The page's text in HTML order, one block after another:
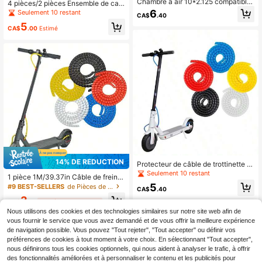
4 pièces/2 pièces Ensemble de cac
he latéral décoratif en ABS pour sco
oter M365 Pro/Pro2/1S, vis en acier
inoxydable, protections latérales an
arrière
Seulement 10 restant
CA$5.00 Estimé
14% DE RÉDUCTION
1 pièce 1M/39.37in Câble de frein d
e scooter caché, protection de câbl
ge linéaire, conception découpable,
faisceau de câbles universel, gestio
n des câbles, compatible avec M36
5 PRO 1S 9ème génération de scoot
er
#9 BEST-SELLERS de Pièces de skateboard
CA$3.18 -14% Derniers 3 jours
avec Segway Ninebot F20 F25 F30
F40 trottinette électrique. Tube de
CA$6.40
Protecteur de câble de trottinette él
ectrique durable de 1 m, plusieurs c
ouleurs disponibles, protection du c
âble de frein, câblage caché, conce
ption flexible résistante à l'usure, tu
Seulement 10 restant
CA$5.40
Nous utilisons des cookies et des technologies similaires sur notre site web afin de
vous fournir le service que vous avez demandé et de vous offrir la meilleure expérience
de navigation possible. Vous pouvez "Tout rejeter", "Tout accepter" ou définir vos
préférences de cookies à tout moment à votre choix. En sélectionnant "Tout accepter",
nous définirons tous les cookies optionnels, qui nous aident à analyser le trafic, à offrir
des fonctionnalités améliorées et à personnaliser le contenu et les publicités pour